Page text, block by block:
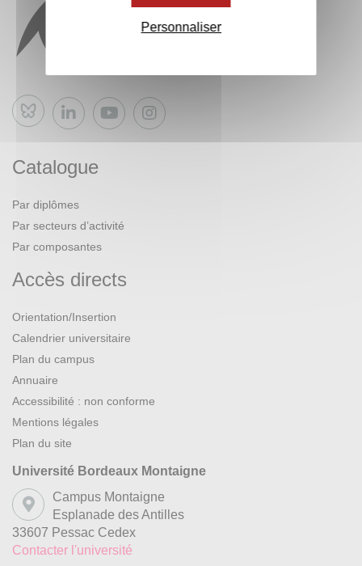
Bluesky
Catalogue
Par diplômes
Par secteurs d’activité
Par composantes
Accès directs
Orientation/Insertion
Calendrier universitaire
Plan du campus
Annuaire
Accessibilité : non conforme
Mentions légales
Plan du site
Université Bordeaux Montaigne
Campus Montaigne
Esplanade des Antilles
33607 Pessac Cedex
Contacter l'université
Personnaliser